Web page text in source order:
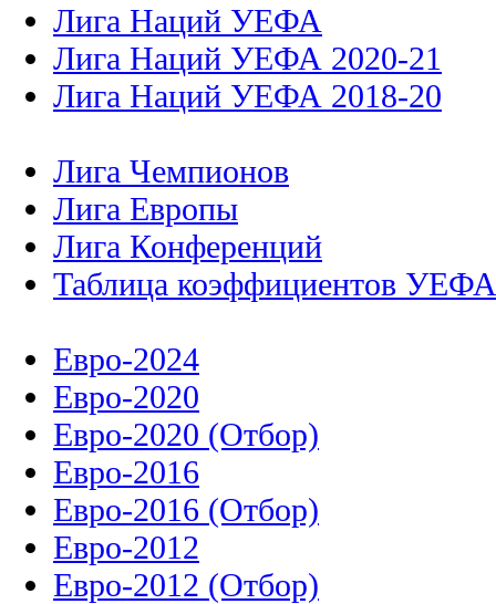
Лига Наций УЕФА
Лига Наций УЕФА 2020-21
Лига Наций УЕФА 2018-20
Лига Чемпионов
Лига Европы
Лига Конференций
Таблица коэффициентов УЕФА
Евро-2024
Евро-2020
Евро-2020 (Отбор)
Евро-2016
Евро-2016 (Отбор)
Евро-2012
Евро-2012 (Отбор)